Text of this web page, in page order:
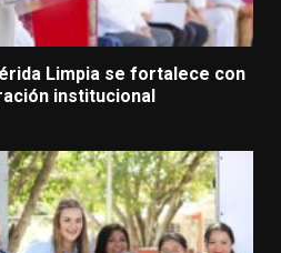
Limpia se fortalece con
institucional